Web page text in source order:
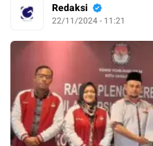
Redaksi
22/11/2024 - 11:21